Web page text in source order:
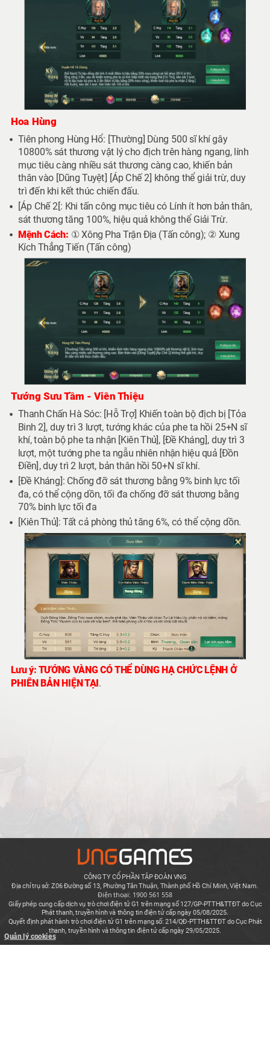
Hoa Hùng
Tiên phong Hùng Hổ: [Thường] Dùng 500 sĩ khí gây
10800% sát thương vật lý cho địch trên hàng ngang, lính
mục tiêu càng nhiều sát thương càng cao, khiến bản
thân vào [Dũng Tuyệt] [Áp Chế 2] không thể giải trừ, duy
trì đến khi kết thúc chiến đấu.
[Áp Chế 2[: Khi tấn công mục tiêu có Lính ít hơn bản thân,
sát thương tăng 100%, hiệu quả không thể Giải Trừ.
Mệnh Cách: ① Xông Pha Trận Địa (Tấn công); ② Xung
Kích Thẳng Tiến (Tấn công)
Tướng Sưu Tầm - Viên Thiệu
Thanh Chấn Hà Sóc: [Hỗ Trợ] Khiến toàn bộ địch bị [Tỏa
Binh 2], duy trì 3 lượt, tướng khác của phe ta hồi 25+N sĩ
khí, toàn bộ phe ta nhận [Kiên Thủ], [Đề Kháng], duy trì 3
lượt, một tướng phe ta ngẫu nhiên nhận hiệu quả [Đồn
Điền], duy trì 2 lượt, bản thân hồi 50+N sĩ khí.
[Đề Kháng]: Chống đỡ sát thương bằng 9% binh lực tối
đa, có thể cộng dồn, tối đa chống đỡ sát thương bằng
70% binh lực tối đa
[Kiên Thủ]: Tất cả phòng thủ tăng 6%, có thể cộng dồn.
Lưu ý: TƯỚNG VÀNG CÓ THỂ DÙNG HẠ CHỨC LỆNH Ở
PHIÊN BẢN HIỆN TẠI .
CÔNG TY CỔ PHẦN TẬP ĐOÀN VNG
Địa chỉ trụ sở: Z06 Đường số 13, Phường Tân Thuận, Thành phố Hồ Chí Minh, Việt Nam.
Điện thoại: 1900 561 558
Giấy phép cung cấp dịch vụ trò chơi điện tử G1 trên mạng số 127/GP-PTTH&TTĐT do Cục
Phát thanh, truyền hình và thông tin điện tử cấp ngày 05/08/2025.
Quyết định phát hành trò chơi điện tử G1 trên mạng số: 214/QĐ-PTTH&TTĐT do Cục Phát
thanh, truyền hình và thông tin điện tử cấp ngày 29/05/2025.
Quản lý cookies